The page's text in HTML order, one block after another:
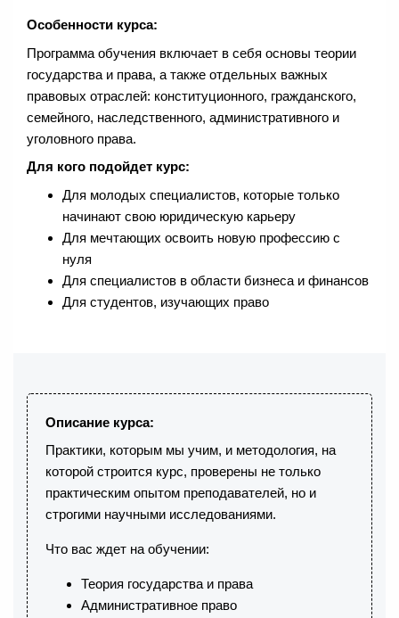
Особенности курса:
Программа обучения включает в себя основы теории
государства и права, а также отдельных важных
правовых отраслей: конституционного, гражданского,
семейного, наследственного, административного и
уголовного права.
Для кого подойдет курс:
Для молодых специалистов, которые только
начинают свою юридическую карьеру
Для мечтающих освоить новую профессию с
нуля
Для специалистов в области бизнеса и финансов
Для студентов, изучающих право
Описание курса:
Практики, которым мы учим, и методология, на
которой строится курс, проверены не только
практическим опытом преподавателей, но и
строгими научными исследованиями.
Что вас ждет на обучении:
Теория государства и права
Административное право